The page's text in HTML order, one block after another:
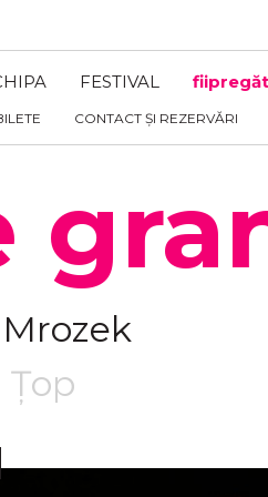
FESTIVAL
CONTACT ȘI REZERVĂRI